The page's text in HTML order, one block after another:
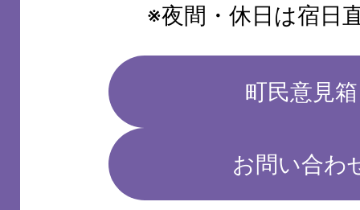
※夜間・休日は宿日
町民意見箱
お問い合わ